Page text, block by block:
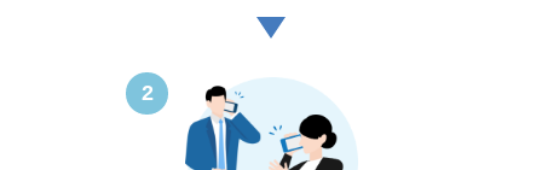
2